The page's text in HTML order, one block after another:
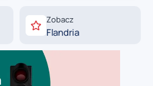
Zobacz
Flandria